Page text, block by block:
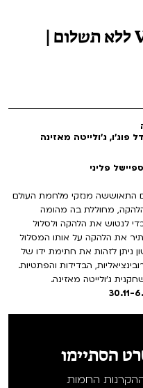
אורות הווארייטה | VOD ללא תשלום |
ג’ולייטה מאזינה
התאוששה מנזקי מלחמת העולם
מחוללת בה מהומה
כדי לנטוש את הלהקה ולסלול
את הלהקה על אותו המסלול
ניתן לזהות את חתימת ידו של
הבדידות והפתטיות.
ג'ולייטה מאזינה.
הסתיימו
החמות